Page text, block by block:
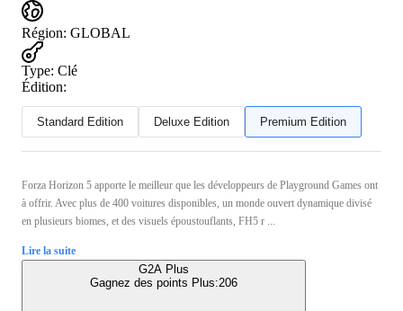
Région: GLOBAL
Type: Clé
Édition:
Standard Edition Deluxe Edition Premium Edition
Forza Horizon 5 apporte le meilleur que les développeurs de Playground Games ont
à offrir. Avec plus de 400 voitures disponibles, un monde ouvert dynamique divisé
en plusieurs biomes, et des visuels époustouflants, FH5 r ...
Lire la suite
G2A Plus
Gagnez des points Plus:206